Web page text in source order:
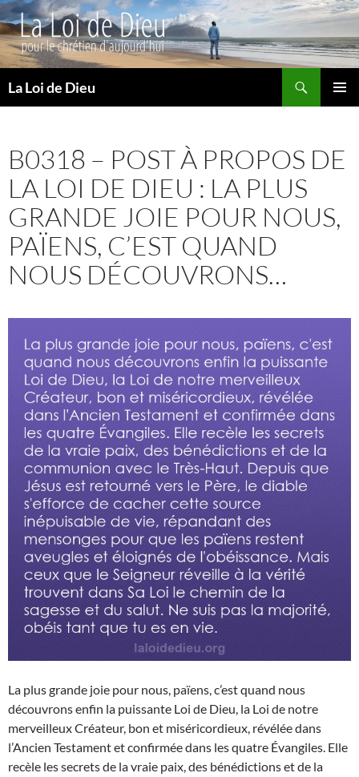
La Loi de Dieu
B0318 – POST À PROPOS DE
LA LOI DE DIEU : LA PLUS
GRANDE JOIE POUR NOUS,
PAÏENS, C’EST QUAND
NOUS DÉCOUVRONS…
La plus grande joie pour nous, païens, c’est quand nous
découvrons enfin la puissante Loi de Dieu, la Loi de notre
merveilleux Créateur, bon et miséricordieux, révélée dans
l’Ancien Testament et confirmée dans les quatre Évangiles. Elle
recèle les secrets de la vraie paix, des bénédictions et de la